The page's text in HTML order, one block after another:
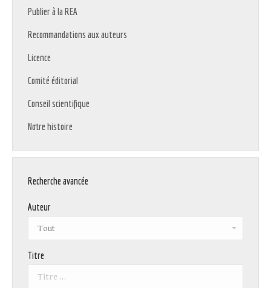
Publier à la REA
Recommandations aux auteurs
Licence
Comité éditorial
Conseil scientifique
Notre histoire
Recherche avancée
Auteur
Titre